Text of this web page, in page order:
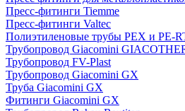
Пресс-фитинги Tiemme
Пресс-фитинги Valtec
Полиэтиленовые трубы PEX и PE-
Трубопровод Giacomini
Трубопровод FV-Plast
Трубопровод Giacomini GX
Труба Giacomini GX
Фитинги Giacomini GX